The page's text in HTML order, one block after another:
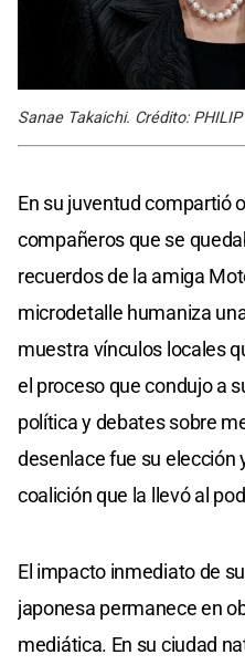
Sanae Takaichi. Crédito: PHILIP
En su juventud compartió
compañeros que se
recuerdos de la amiga
microdetalle humaniza
muestra vínculos locales
el proceso que condujo a
política y debates sobre
desenlace fue su elección
coalición que la llevó al
El impacto inmediato de
japonesa permanece en
mediática. En su ciudad